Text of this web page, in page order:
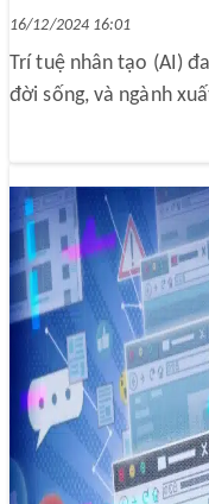
16/12/2024 16:01
Trí tuệ nhân tạo (AI)
đời sống, và ngành